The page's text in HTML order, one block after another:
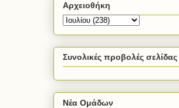
Αρχειοθήκη
Συνολικές προβολές σελίδας
Νέα Ομάδων